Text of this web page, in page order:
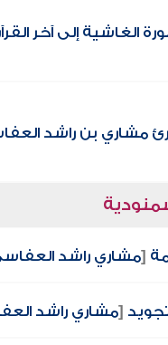
الغاشية إلى آخر
مشاري بن راشد
[مشاري راشد
[مشاري راشد